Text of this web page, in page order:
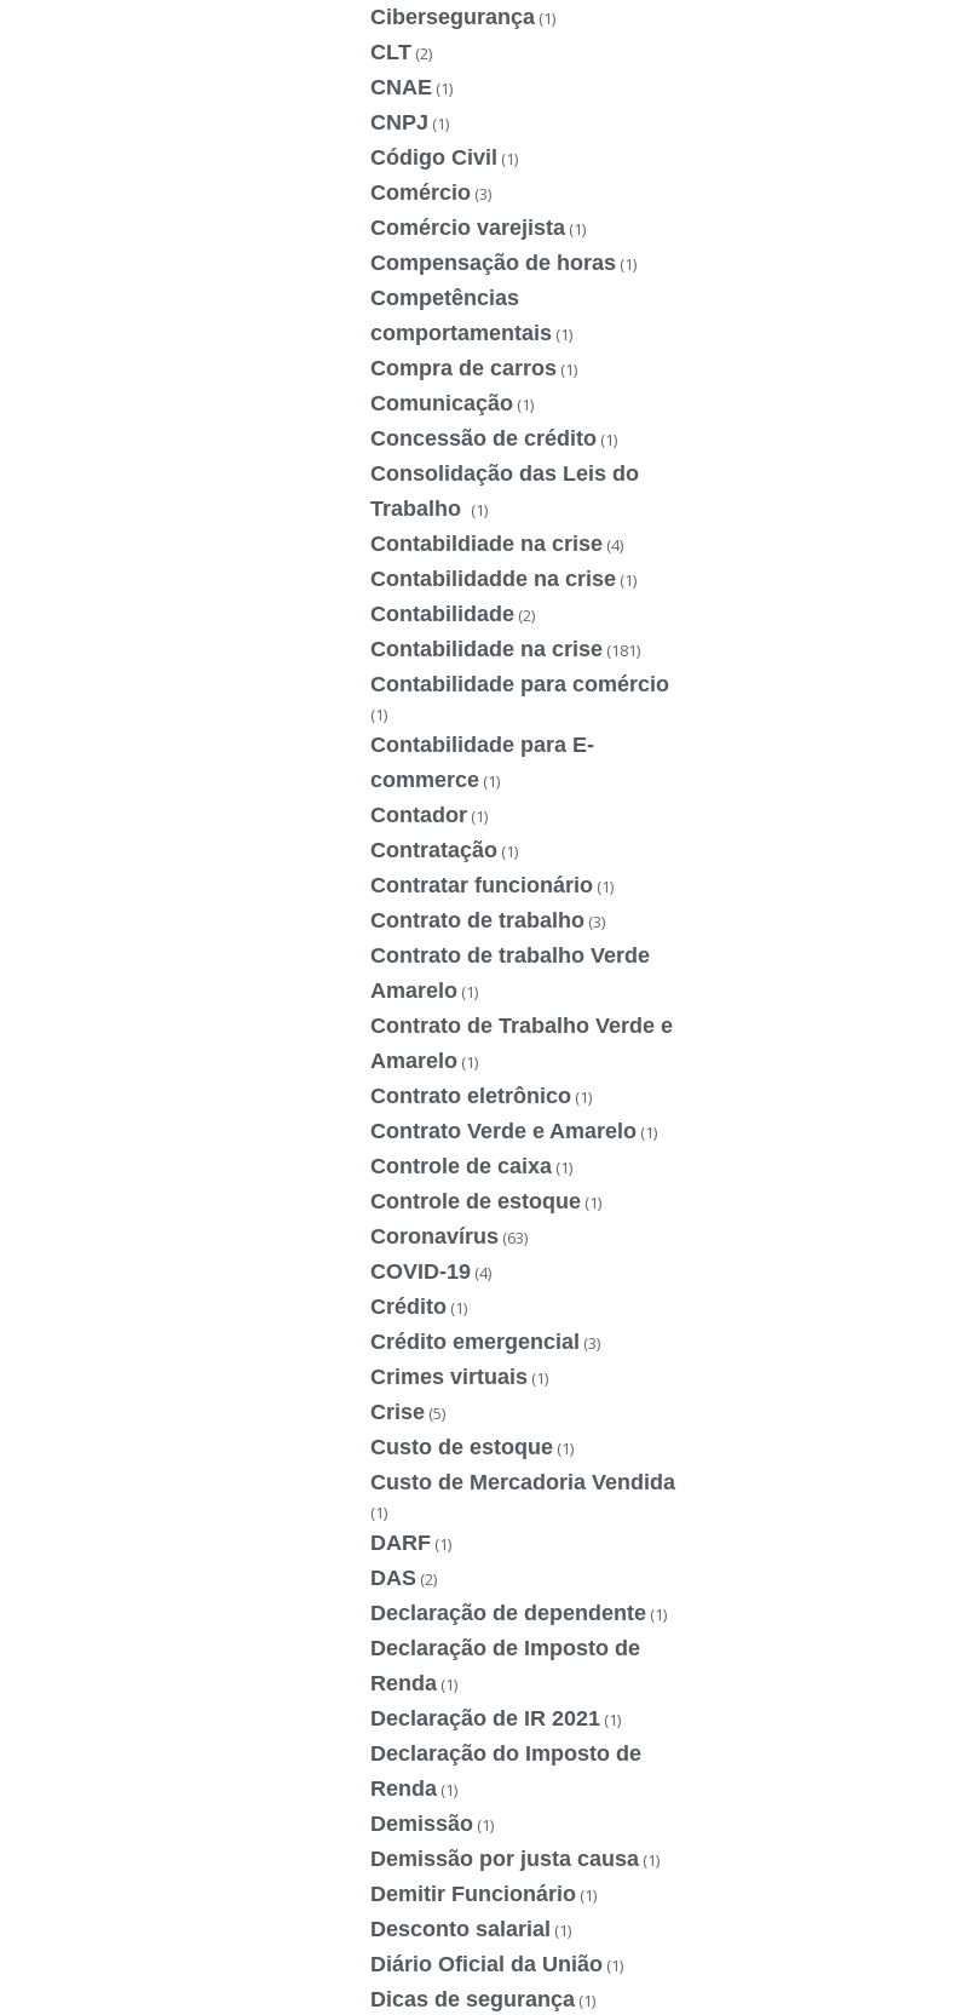
Cibersegurança (1)
CLT (2)
CNAE (1)
CNPJ (1)
Código Civil (1)
Comércio (3)
Comércio varejista (1)
Compensação de horas (1)
Competências
comportamentais (1)
Compra de carros (1)
Comunicação (1)
Concessão de crédito (1)
Consolidação das Leis do
Trabalho (1)
Contabildiade na crise (4)
Contabilidadde na crise (1)
Contabilidade (2)
Contabilidade na crise (181)
Contabilidade para comércio
(1)
Contabilidade para E-
commerce (1)
Contador (1)
Contratação (1)
Contratar funcionário (1)
Contrato de trabalho (3)
Contrato de trabalho Verde
Amarelo (1)
Contrato de Trabalho Verde e
Amarelo (1)
Contrato eletrônico (1)
Contrato Verde e Amarelo (1)
Controle de caixa (1)
Controle de estoque (1)
Coronavírus (63)
COVID-19 (4)
Crédito (1)
Crédito emergencial (3)
Crimes virtuais (1)
Crise (5)
Custo de estoque (1)
Custo de Mercadoria Vendida
(1)
DARF (1)
DAS (2)
Declaração de dependente (1)
Declaração de Imposto de
Renda (1)
Declaração de IR 2021 (1)
Declaração do Imposto de
Renda (1)
Demissão (1)
Demissão por justa causa (1)
Demitir Funcionário (1)
Desconto salarial (1)
Diário Oficial da União (1)
Dicas de segurança (1)